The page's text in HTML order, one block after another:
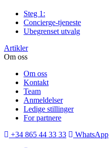
Steg 1:
Concierge-tjeneste
Ubegrenset utvalg
Artikler
Om oss
Om oss
Kontakt
Team
Anmeldelser
Ledige stillinger
For partnere
+34 865 44 33 33
WhatsApp